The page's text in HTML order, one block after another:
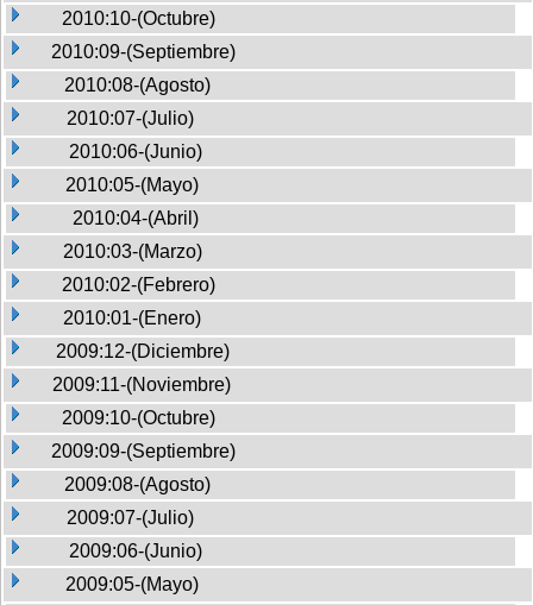
2010:10-(Octubre)
2010:09-(Septiembre)
2010:08-(Agosto)
2010:07-(Julio)
2010:06-(Junio)
2010:05-(Mayo)
2010:04-(Abril)
2010:03-(Marzo)
2010:02-(Febrero)
2010:01-(Enero)
2009:12-(Diciembre)
2009:11-(Noviembre)
2009:10-(Octubre)
2009:09-(Septiembre)
2009:08-(Agosto)
2009:07-(Julio)
2009:06-(Junio)
2009:05-(Mayo)